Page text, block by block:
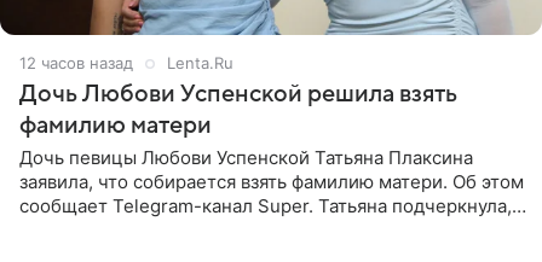
12 часов назад Lenta.Ru
Дочь Любови Успенской решила взять
фамилию матери
Дочь певицы Любови Успенской Татьяна Плаксина
заявила, что собирается взять фамилию матери. Об этом
сообщает Telegram-канал Super. Татьяна подчеркнула,